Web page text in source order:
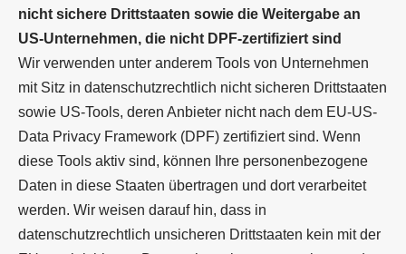
nicht sichere Drittstaaten sowie die Weitergabe an
US-Unternehmen, die nicht DPF-zertifiziert sind
Wir verwenden unter anderem Tools von Unternehmen
mit Sitz in datenschutzrechtlich nicht sicheren Drittstaaten
sowie US-Tools, deren Anbieter nicht nach dem EU-US-
Data Privacy Framework (DPF) zertifiziert sind. Wenn
diese Tools aktiv sind, können Ihre personenbezogene
Daten in diese Staaten übertragen und dort verarbeitet
werden. Wir weisen darauf hin, dass in
datenschutzrechtlich unsicheren Drittstaaten kein mit der